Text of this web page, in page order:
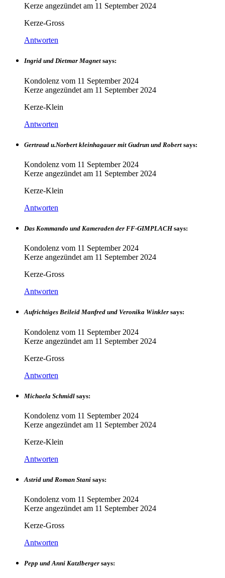
Kerze angezündet am 11 September 2024
Kerze-Gross
Antworten
Ingrid und Dietmar Magnet says:
Kondolenz vom 11 September 2024
Kerze angezündet am 11 September 2024
Kerze-Klein
Antworten
Gertraud u.Norbert kleinhagauer mit Gudrun und Robert says:
Kondolenz vom 11 September 2024
Kerze angezündet am 11 September 2024
Kerze-Klein
Antworten
Das Kommando und Kameraden der FF-GIMPLACH says:
Kondolenz vom 11 September 2024
Kerze angezündet am 11 September 2024
Kerze-Gross
Antworten
Aufrichtiges Beileid Manfred und Veronika Winkler says:
Kondolenz vom 11 September 2024
Kerze angezündet am 11 September 2024
Kerze-Gross
Antworten
Michaela Schmidl says:
Kondolenz vom 11 September 2024
Kerze angezündet am 11 September 2024
Kerze-Klein
Antworten
Astrid und Roman Stani says:
Kondolenz vom 11 September 2024
Kerze angezündet am 11 September 2024
Kerze-Gross
Antworten
Pepp und Anni Katzlberger says: